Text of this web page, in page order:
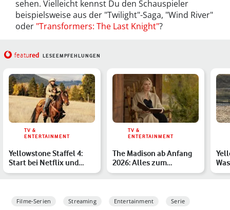
sehen. Vielleicht kennst Du den Schauspieler
beispielsweise aus der "Twilight"-Saga, "Wind River"
oder "Transformers: The Last Knight"?
featured LESEEMPFEHLUNGEN
TV &
ENTERTAINMENT
Yellowstone Staffel 4:
Start bei Netflix und
Streaming-Optionen
TV &
ENTERTAINMENT
The Madison ab Anfang
2026: Alles zum
Yellowstone-Spin-off mit
Filme-Serien Streaming Entertainment Serie